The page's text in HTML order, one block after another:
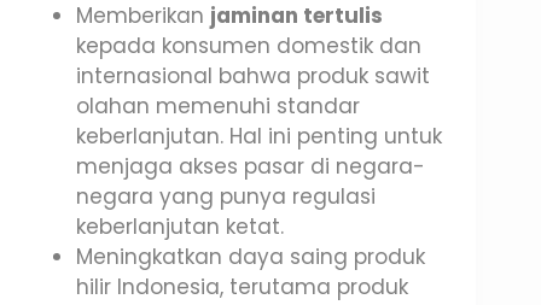
Memberikan jaminan tertulis
kepada konsumen domestik dan
internasional bahwa produk sawit
olahan memenuhi standar
keberlanjutan. Hal ini penting untuk
menjaga akses pasar di negara-
negara yang punya regulasi
keberlanjutan ketat.
Meningkatkan daya saing produk
hilir Indonesia, terutama produk